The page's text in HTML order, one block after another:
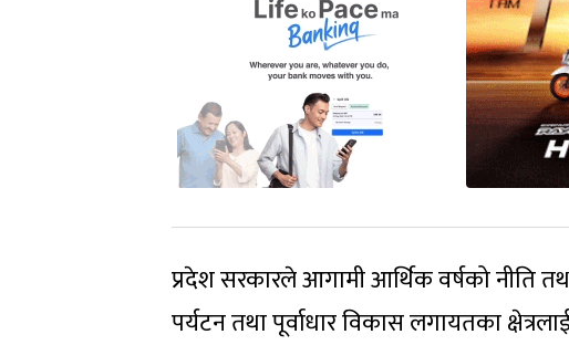
प्रदेश सरकारले आगामी आर्थिक वर्षको नीति
पर्यटन तथा पूर्वाधार विकास लगायतका